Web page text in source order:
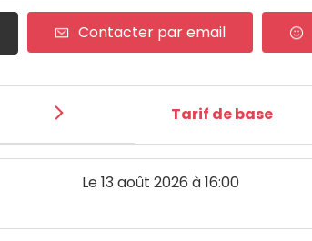
Contacter par email
Tarif de base
Le13 août 2026 à 16:00